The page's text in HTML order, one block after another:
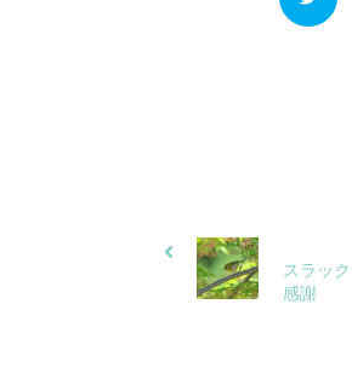
スラッ
感謝